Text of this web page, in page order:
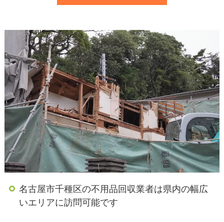
名古屋市千種区の不用品回収業者は県内の幅広
いエリアに訪問可能です